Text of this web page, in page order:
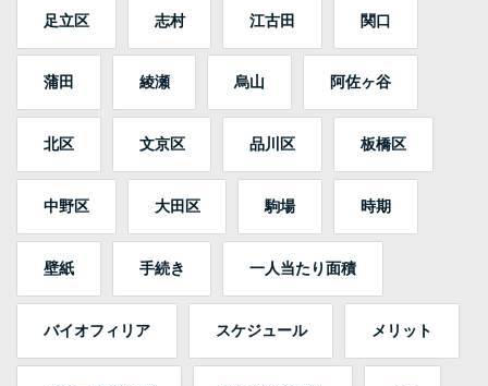
足立区 志村 江古田 関口
蒲田 綾瀬 烏山 阿佐ヶ谷
北区 文京区 品川区 板橋区
中野区 大田区 駒場 時期
壁紙 手続き 一人当たり面積
バイオフィリア スケジュール メリット